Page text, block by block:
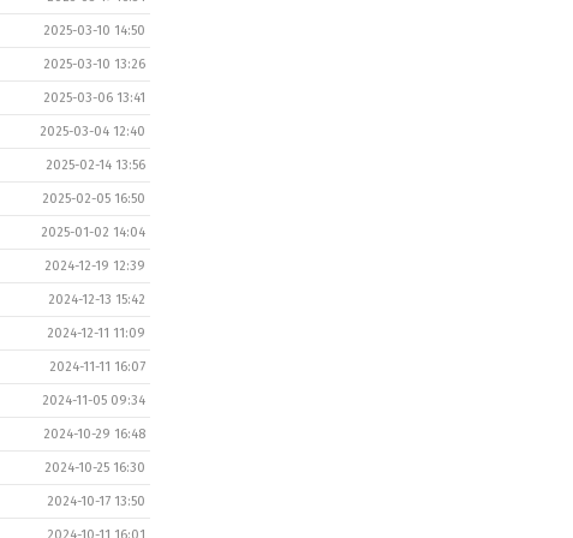
2025-03-10 14:50
2025-03-10 13:26
2025-03-06 13:41
2025-03-04 12:40
2025-02-14 13:56
2025-02-05 16:50
2025-01-02 14:04
2024-12-19 12:39
2024-12-13 15:42
2024-12-11 11:09
2024-11-11 16:07
2024-11-05 09:34
2024-10-29 16:48
2024-10-25 16:30
2024-10-17 13:50
2024-10-11 16:01